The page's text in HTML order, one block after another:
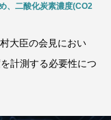
、二酸化炭素濃度(CO2
大臣の会見におい
計測する必要性につ